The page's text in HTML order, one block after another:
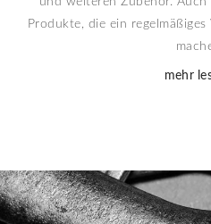
Produkte, die ein
mehr